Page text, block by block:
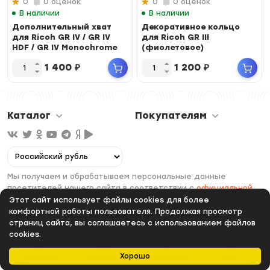
Хорошо
Этот сайт использует файлы cookies для более
комфортной работы пользователя. Продолжая просмотр
страниц сайта, вы соглашаетесь с использованием файлов
cookies.
Избранное
0
0 оценок
В наличии
Дополнительный хват
для Ricoh GR IV / GR IV
HDF / GR IV Monochrome
1 400 ₽
0
0 оценок
В наличии
Декоративное кольцо
для Ricoh GR III
(фиолетовое)
1 200 ₽
Каталог Покупателям
Мы получаем и обрабатываем персональные данные
посетителей нашего сайта в соответствии софициальной
политикой. Если вы не даете согласия на обработку своих
персональных данных, вам необходимо покинуть наш сайт.